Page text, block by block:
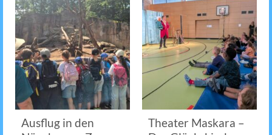
Ausflug in den
Theater Maskara –